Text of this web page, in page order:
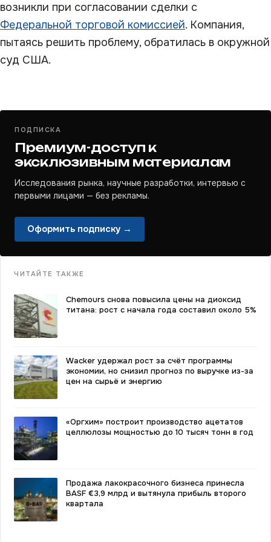
возникли при согласовании сделки с
Федеральной торговой комиссией. Компания,
пытаясь решить проблему, обратилась в окружной
суд США.
ПОДПИСКА
Премиум-доступ к
эксклюзивным материалам
Исследования рынка, научные разработки, интервью с
первыми лицами — без рекламы.
Оформить подписку →
ЧИТАЙТЕ ТАКЖЕ
Chemours снова повысила цены на диоксид
титана: рост с начала года составил около 5%
Wacker удержал рост за счёт программы
экономии, но снизил прогноз по выручке из-за
цен на сырьё и энергию
«Оргхим» построит производство ацетатов
целлюлозы мощностью до 10 тысяч тонн в год
Продажа лакокрасочного бизнеса принесла
BASF €3,9 млрд и вытянула прибыль второго
квартала